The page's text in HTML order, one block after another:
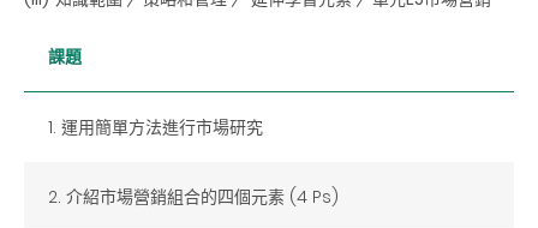
課題
1. 運用簡單方法進行市場研究
2. 介紹市場營銷組合的四個元素 (4 Ps)